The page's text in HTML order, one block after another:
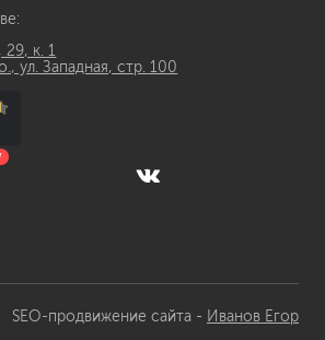
к. 1
ул. Западная, стр. 100
SEO-продвижение сайта - Иванов Егор